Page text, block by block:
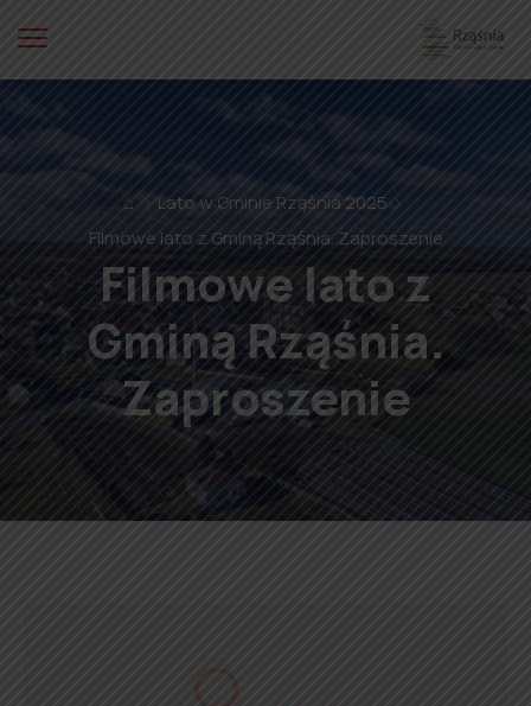
⌂
Lato w Gminie Rząśnia 2025
Filmowe lato z Gminą Rząśnia. Zaproszenie
Filmowe lato z
Gminą Rząśnia.
Zaproszenie